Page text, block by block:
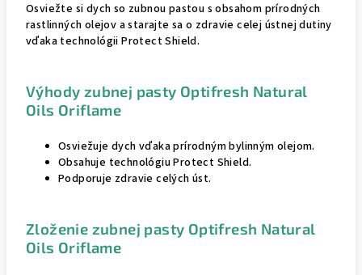
Osviežte si dych so zubnou pastou s obsahom prírodných
rastlinných olejov a starajte sa o zdravie celej ústnej dutiny
vďaka technológii Protect Shield.
Výhody zubnej pasty Optifresh Natural
Oils Oriflame
Osviežuje dych vďaka prírodným bylinným olejom.
Obsahuje technológiu Protect Shield.
Podporuje zdravie celých úst.
Zloženie zubnej pasty Optifresh Natural
Oils Oriflame